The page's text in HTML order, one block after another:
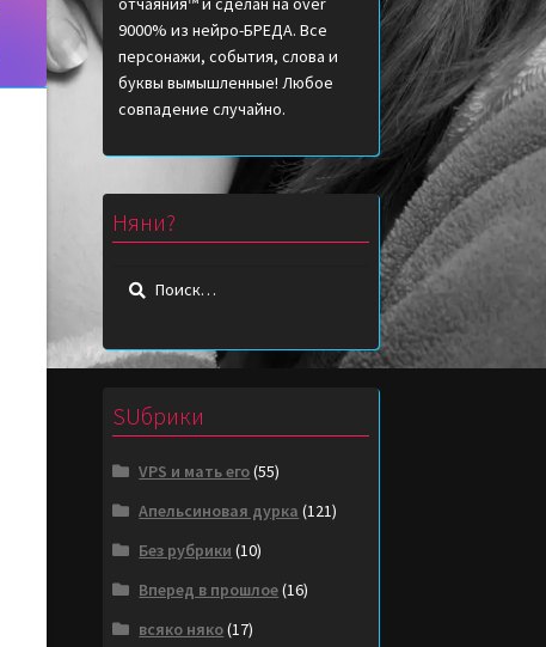
9000% из нейро-БРЕДА. Все
персонажи, события, слова и
буквы вымышленные! Любое
совпадение случайно.
Няни?
Найти:
SUбрики
VPS и мать его(55)
Апельсиновая дурка (121)
Без рубрики (10)
Вперед в прошлое(16)
всяко няко(17)